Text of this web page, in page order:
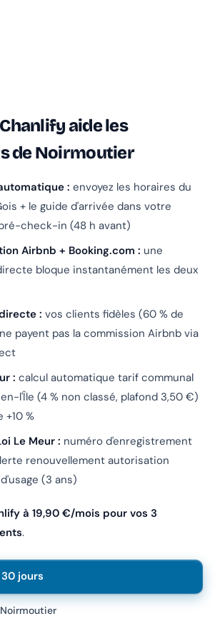
aide les
de Noirmoutier
: envoyez les horaires du
+ le guide d'arrivée dans votre
check-in (48 h avant)
Airbnb + Booking.com : une
bloque instantanément les deux
: vos clients fidèles (60 % de
payent pas la commission Airbnb via
: calcul automatique tarif communal
l'Île (4 % non classé, plafond 3,50 €)
+10 %
Le Meur : numéro d'enregistrement
renouvellement autorisation
(3 ans)
à 19,90 €/mois pour vos 3
.
jours